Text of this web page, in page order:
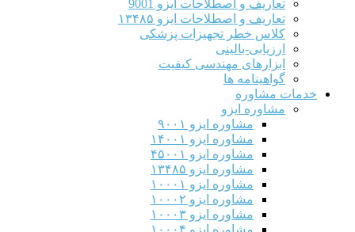
تعاریف و اصطلاحات ایزو 9001
تعاریف و اصطلاحات ایزو ۱۳۴۸۵
کلاس خطر تجهیزات پزشکی
ارزیابی-بالینی
ابزارهای مهندسی کیفیت
گواهینامه ها
خدمات مشاوره
مشاوره ایزو
مشاوره ایزو ۹۰۰۱
مشاوره ایزو ۱۴۰۰۱
مشاوره ایزو ۴۵۰۰۱
مشاوره ایزو ۱۳۴۸۵
مشاوره ایزو ۱۰۰۰۱
مشاوره ایزو ۱۰۰۰۲
مشاوره ایزو ۱۰۰۰۳
مشاوره ایزو ۱۰۰۰۴